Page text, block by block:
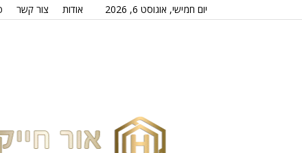
יום חמישי, אוגוסט 6, 2026 אודות צור קשר